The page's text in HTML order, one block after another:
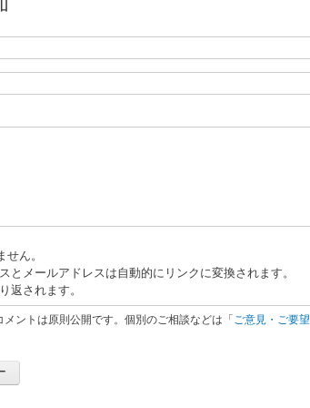
ん。
とメールアドレスは自動的にリンクに変換されます。
返されます。
ントは原則公開です。個別のご相談などは「 ご意見・ご要望